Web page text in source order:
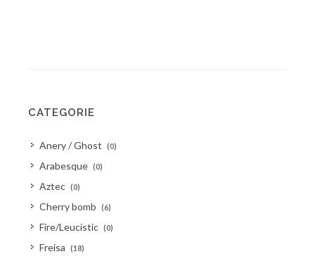
CATEGORIE
Anery / Ghost (0)
Arabesque (0)
Aztec (0)
Cherry bomb (6)
Fire/Leucistic (0)
Freisa (18)